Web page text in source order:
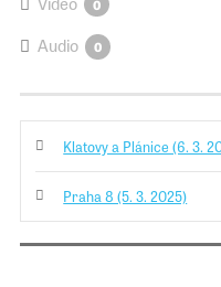
0
Audio 0
Klatovy a Plánice (6. 3.
Praha 8 (5. 3. 2025)